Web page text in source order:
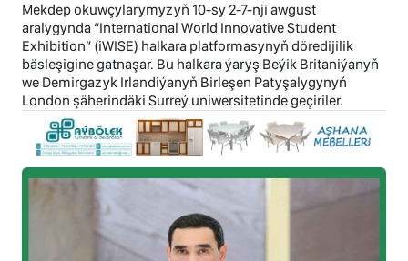
Mekdep okuwçylarymyzyň 10-sy 2-7-nji awgust
aralygynda “International World Innovative Student
Exhibition” (iWISE) halkara platformasynyň döredijilik
bäsleşigine gatnaşar. Bu halkara ýaryş Beýik Britaniýanyň
we Demirgazyk Irlandiýanyň Birleşen Patyşalygynyň
London şäherindäki Surreý uniwersitetinde geçiriler.